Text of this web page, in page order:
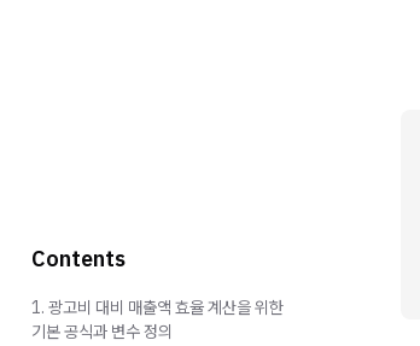
Contents
1. 광고비 대비 매출액 효율 계산을 위한
기본 공식과 변수 정의